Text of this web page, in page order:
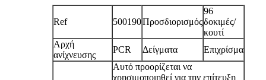
Ref 500190Προσδιορισμός
96
δοκιμές/
κουτί
Αρχή
ανίχνευσης
PCR Δείγματα Επιχρίσμα
Αυτό προορίζεται να
χρησιμοποιηθεί για την επίτευξη